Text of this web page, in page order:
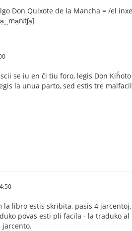
Don Quixote de la Mancha = /el
se iu en ĉi tiu foro, legis Don
la unua parto, sed estis tre
la libro estis skribita, pasis 4
povas esti pli facila - la traduko
jarcento.